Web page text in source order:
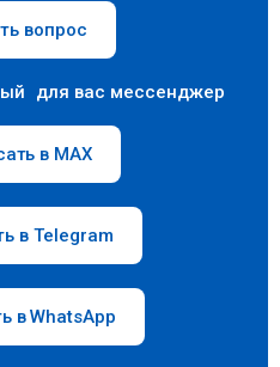
вопрос
для вас мессенджер
в MAX
в Telegram
в WhatsApp